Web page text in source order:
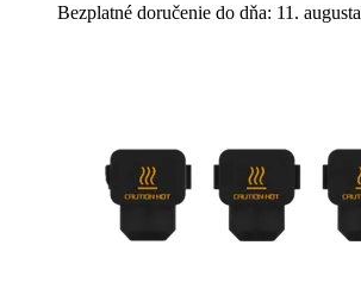
Bezplatné doručenie do dňa: 11. augusta